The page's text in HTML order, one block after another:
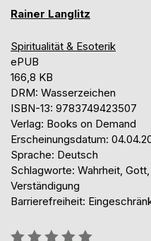
Rainer Langlitz
Spiritualität & Esoterik
ePUB
166,8 KB
DRM: Wasserzeichen
ISBN-13: 9783749423507
Verlag: Books on Demand
Erscheinungsdatum:
Sprache: Deutsch
Schlagworte: Wahrheit,
Verständigung
Barrierefreiheit:
Bewertung::